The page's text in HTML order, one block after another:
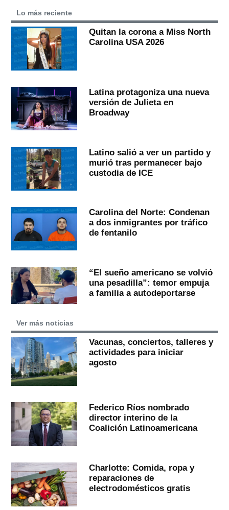
Lo más reciente
Quitan la corona a Miss North
Carolina USA 2026
Latina protagoniza una nueva
versión de Julieta en
Broadway
Latino salió a ver un partido y
murió tras permanecer bajo
custodia de ICE
Carolina del Norte: Condenan
a dos inmigrantes por tráfico
de fentanilo
“El sueño americano se volvió
una pesadilla”: temor empuja
a familia a autodeportarse
Ver más noticias
Vacunas, conciertos, talleres y
actividades para iniciar
agosto
Federico Ríos nombrado
director interino de la
Coalición Latinoamericana
Charlotte: Comida, ropa y
reparaciones de
electrodomésticos gratis